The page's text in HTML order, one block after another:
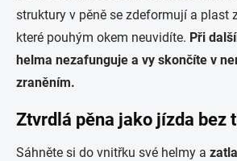
struktury v pěně se zdeformují a plast
které pouhým okem neuvidíte. Při
helma nezafunguje a vy skončíte v
zraněním.
Ztvrdlá pěna jako jízda bez
Sáhněte si do vnitřku své helmy a